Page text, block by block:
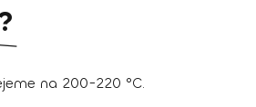
na 200-220 °C.